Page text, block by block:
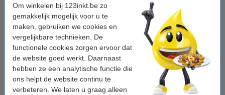
Om winkelen bij 123inkt.be zo
gemakkelijk mogelijk voor u te
maken, gebruiken we cookies en
vergelijkbare technieken. De
functionele cookies zorgen ervoor dat
de website goed werkt. Daarnaast
hebben ze een analytische functie die
ons helpt de website continu te
verbeteren. We laten u graag alleen
Aanbieding: 123inkt huismerk vervangt 5x Brother HSe-231
krimpkous tape zwart op wit 12 mm
€ 71,50
Tip
Wij adviseren u om deze tape i.p.v. het originele tape te nemen.
Let op: niet geschikt voor de Brother PT-D200, PT-E110VP en PT-P300BT.